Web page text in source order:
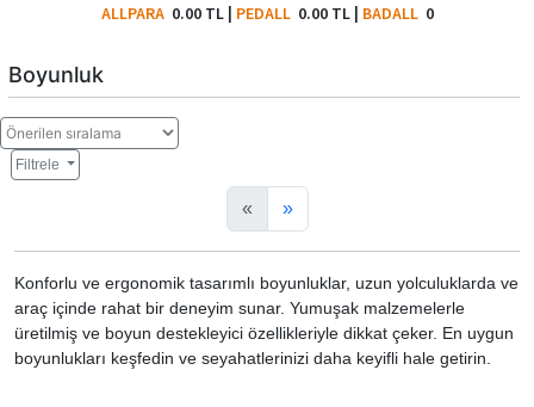
ALLPARA 0.00 TL| PEDALL 0.00 TL| BADALL0
Boyunluk
Filtrele
« »
Konforlu ve ergonomik tasarımlı boyunluklar, uzun yolculuklarda ve
araç içinde rahat bir deneyim sunar. Yumuşak malzemelerle
üretilmiş ve boyun destekleyici özellikleriyle dikkat çeker. En uygun
boyunlukları keşfedin ve seyahatlerinizi daha keyifli hale getirin.